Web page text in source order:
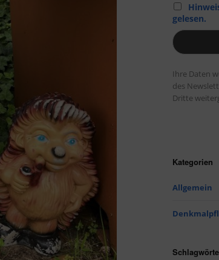
gelesen.
Ihre Daten
des
Dritte
Kategorien
Allgemein